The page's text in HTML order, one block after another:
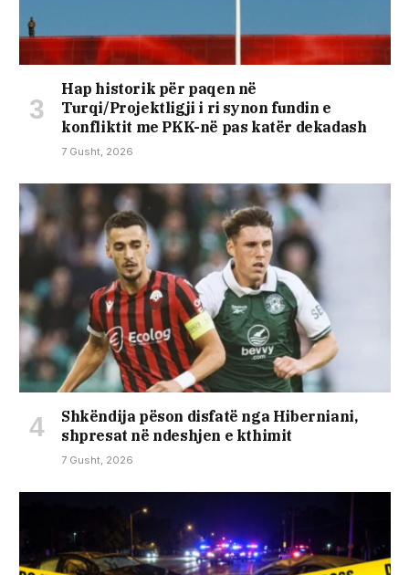
Hap historik për paqen në
Turqi/Projektligji i ri synon fundin e
konfliktit me PKK-në pas katër dekadash
7 Gusht, 2026
Shkëndija pëson disfatë nga Hiberniani,
shpresat në ndeshjen e kthimit
7 Gusht, 2026